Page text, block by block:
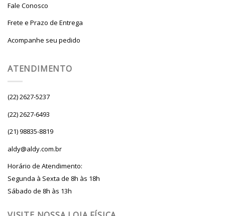
Fale Conosco
Frete e Prazo de Entrega
Acompanhe seu pedido
ATENDIMENTO
(22) 2627-5237
(22) 2627-6493
(21) 98835-8819
aldy@aldy.com.br
Horário de Atendimento:
Segunda à Sexta de 8h às 18h
Sábado de 8h às 13h